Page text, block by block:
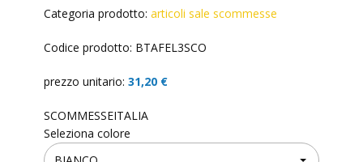
Categoria prodotto: articoli sale scommesse
Codice prodotto: BTAFEL3SCO
prezzo unitario: 31,20 €
SCOMMESSEITALIA
Seleziona colore